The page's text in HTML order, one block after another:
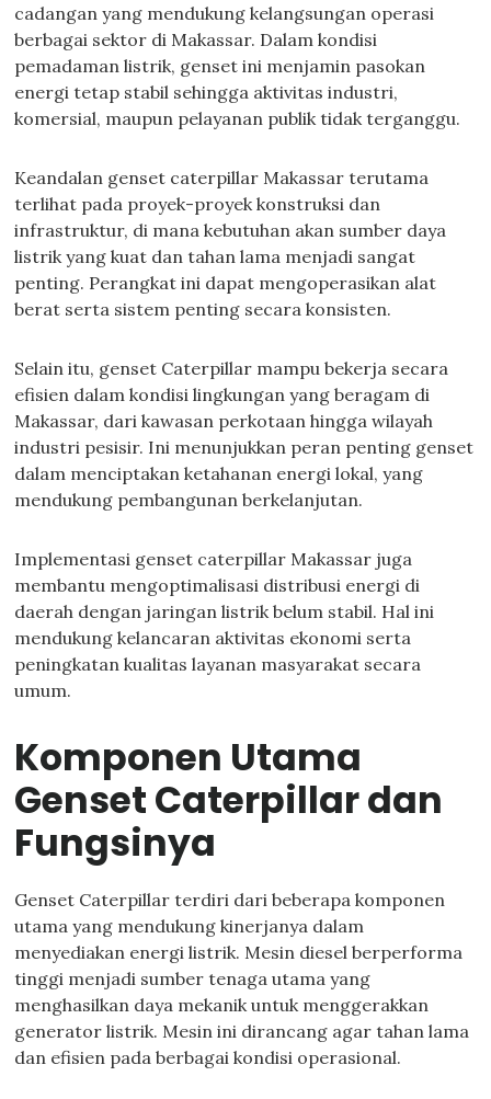
cadangan yang mendukung kelangsungan operasi
berbagai sektor di Makassar. Dalam kondisi
pemadaman listrik, genset ini menjamin pasokan
energi tetap stabil sehingga aktivitas industri,
komersial, maupun pelayanan publik tidak terganggu.
Keandalan genset caterpillar Makassar terutama
terlihat pada proyek-proyek konstruksi dan
infrastruktur, di mana kebutuhan akan sumber daya
listrik yang kuat dan tahan lama menjadi sangat
penting. Perangkat ini dapat mengoperasikan alat
berat serta sistem penting secara konsisten.
Selain itu, genset Caterpillar mampu bekerja secara
efisien dalam kondisi lingkungan yang beragam di
Makassar, dari kawasan perkotaan hingga wilayah
industri pesisir. Ini menunjukkan peran penting genset
dalam menciptakan ketahanan energi lokal, yang
mendukung pembangunan berkelanjutan.
Implementasi genset caterpillar Makassar juga
membantu mengoptimalisasi distribusi energi di
daerah dengan jaringan listrik belum stabil. Hal ini
mendukung kelancaran aktivitas ekonomi serta
peningkatan kualitas layanan masyarakat secara
umum.
Komponen Utama
Genset Caterpillar dan
Fungsinya
Genset Caterpillar terdiri dari beberapa komponen
utama yang mendukung kinerjanya dalam
menyediakan energi listrik. Mesin diesel berperforma
tinggi menjadi sumber tenaga utama yang
menghasilkan daya mekanik untuk menggerakkan
generator listrik. Mesin ini dirancang agar tahan lama
dan efisien pada berbagai kondisi operasional.